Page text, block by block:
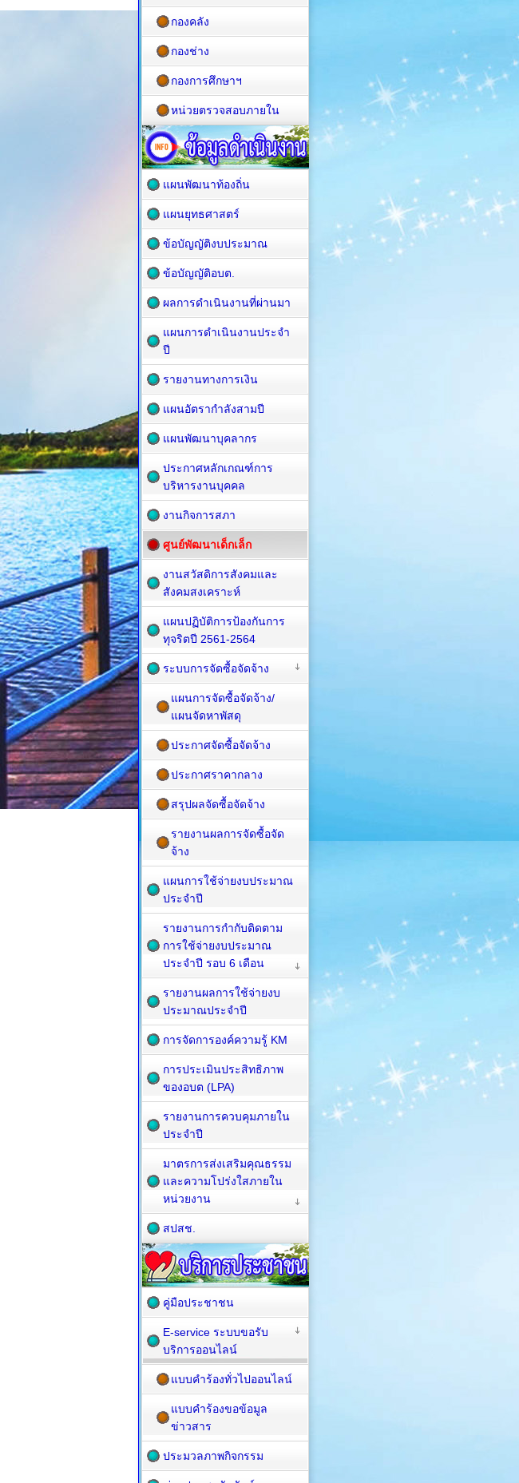
กองคลัง
กองช่าง
กองการศึกษาฯ
หน่วยตรวจสอบภายใน
แผนพัฒนาท้องถิ่น
แผนยุทธศาสตร์
ข้อบัญญัติงบประมาณ
ข้อบัญญัติอบต.
ผลการดำเนินงานที่ผ่านมา
แผนการดำเนินงานประจำ
ปี
รายงานทางการเงิน
แผนอัตรากำลังสามปี
แผนพัฒนาบุคลากร
ประกาศหลักเกณฑ์การ
บริหารงานบุคคล
งานกิจการสภา
ศูนย์พัฒนาเด็กเล็ก
งานสวัสดิการสังคมและ
สังคมสงเคราะห์
แผนปฏิบัติการป้องกันการ
ทุจริตปี 2561-2564
ระบบการจัดซื้อจัดจ้าง
แผนการจัดซื้อจัดจ้าง/
แผนจัดหาพัสดุ
ประกาศจัดซื้อจัดจ้าง
ประกาศราคากลาง
สรุปผลจัดซื้อจัดจ้าง
รายงานผลการจัดซื้อจัด
จ้าง
แผนการใช้จ่ายงบประมาณ
ประจำปี
รายงานการกำกับติดตาม
การใช้จ่ายงบประมาณ
ประจำปี รอบ 6 เดือน
รายงานผลการใช้จ่ายงบ
ประมาณประจำปี
การจัดการองค์ความรู้ KM
การประเมินประสิทธิภาพ
ของอบต (LPA)
รายงานการควบคุมภายใน
ประจำปี
มาตรการส่งเสริมคุณธรรม
และความโปร่งใสภายใน
หน่วยงาน
สปสช.
คู่มือประชาชน
E-service ระบบขอรับ
บริการออนไลน์
แบบคำร้องทั่วไปออนไลน์
แบบคำร้องขอข้อมูล
ข่าวสาร
ประมวลภาพกิจกรรม